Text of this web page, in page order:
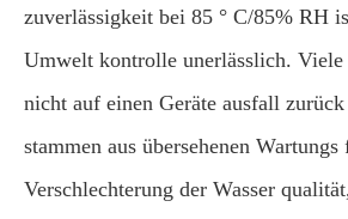
zuverlässigkeit bei 85 ° C/85% RH
Umwelt kontrolle unerlässlich. Viele
nicht auf einen Geräte ausfall
stammen aus übersehenen
Verschlechterung der Wasser